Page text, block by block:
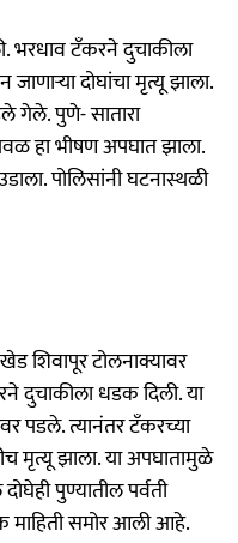
भरधाव टँकरने दुचाकीला
दोघांचा मृत्यू झाला.
गेले. पुणे- सातारा
हा भीषण अपघात झाला.
पोलिसांनी घटनास्थळी
खेड शिवापूर टोलनाक्यावर
दुचाकीला धडक दिली. या
पडले. त्यानंतर टँकरच्या
मृत्यू झाला. या अपघातामुळे
पुण्यातील पर्वती
माहिती समोर आली आहे.